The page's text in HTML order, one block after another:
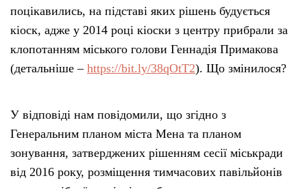
поцікавились, на підставі яких рішень будується
кіоск, адже у 2014 році кіоски з центру прибрали за
клопотанням міського голови Геннадія Примакова
(детальніше – https://bit.ly/38qOtT2). Що змінилося?
У відповіді нам повідомили, що згідно з
Генеральним планом міста Мена та планом
зонування, затверджених рішенням сесії міськради
від 2016 року, розміщення тимчасових павільйонів